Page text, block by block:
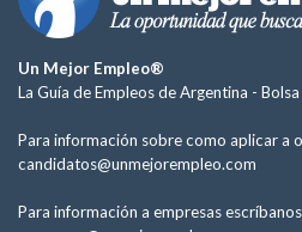
Un Mejor Empleo®
La Guía de Empleos de Argentina -
Para información sobre como aplicar a
candidatos@unmejorempleo.com
Para información a empresas